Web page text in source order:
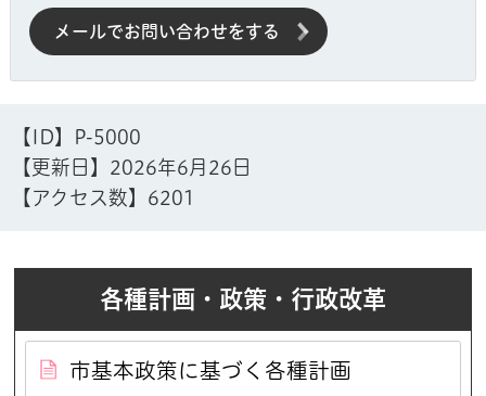
メールでお問い合わせをする
【ID】
P-5000
【更新日】 2026年6月26日
【アクセス数】 6201
各種計画・政策・行政改革
市基本政策に基づく各種計画